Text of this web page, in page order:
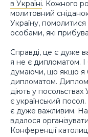
в Україні. Кожного
молитовний
Україну, помолитися
особами, які
Справді, це є дуже
я не є дипломатом.
думаючи, що якщо я
дипломатом.
діють у посольствах
є український
є дуже важливим.
вдалося
Конференції